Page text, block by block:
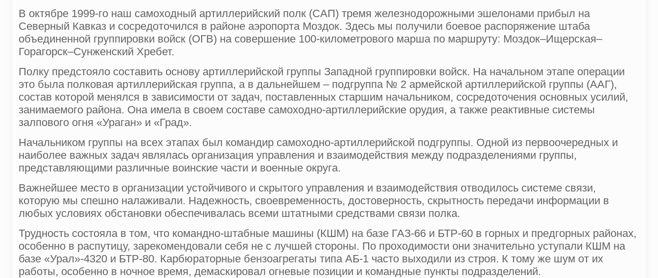
В октябре 1999-го наш самоходный артиллерийский полк (САП) тремя железнодорожными эшелонами прибыл на
Северный Кавказ и сосредоточился в районе аэропорта Моздок. Здесь мы получили боевое распоряжение штаба
объединенной группировки войск (ОГВ) на совершение 100-километрового марша по маршруту: Моздок–Ищерская–
Горагорск–Сунженский Хребет.
Полку предстояло составить основу артиллерийской группы Западной группировки войск. На начальном этапе операции
это была полковая артиллерийская группа, а в дальнейшем – подгруппа № 2 армейской артиллерийской группы (ААГ),
состав которой менялся в зависимости от задач, поставленных старшим начальником, сосредоточения основных усилий,
занимаемого района. Она имела в своем составе самоходно-артиллерийские орудия, а также реактивные системы
залпового огня «Ураган» и «Град».
Начальником группы на всех этапах был командир самоходно-артиллерийской подгруппы. Одной из первоочередных и
наиболее важных задач являлась организация управления и взаимодействия между подразделениями группы,
представляющими различные воинские части и военные округа.
Важнейшее место в организации устойчивого и скрытого управления и взаимодействия отводилось системе связи,
которую мы спешно налаживали. Надежность, своевременность, достоверность, скрытность передачи информации в
любых условиях обстановки обеспечивалась всеми штатными средствами связи полка.
Трудность состояла в том, что командно-штабные машины (КШМ) на базе ГАЗ-66 и БТР-60 в горных и предгорных районах,
особенно в распутицу, зарекомендовали себя не с лучшей стороны. По проходимости они значительно уступали КШМ на
базе «Урал»-4320 и БТР-80. Карбюраторные бензоагрегаты типа АБ-1 часто выходили из строя. К тому же шум от их
работы, особенно в ночное время, демаскировал огневые позиции и командные пункты подразделений.